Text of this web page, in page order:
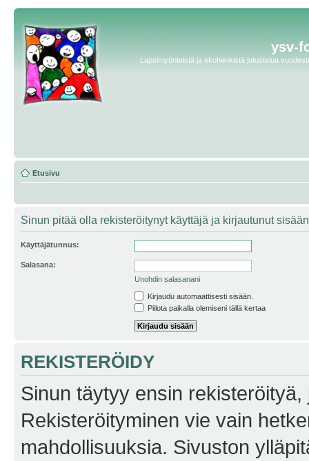
ysv-
Lapsimyönteistä ja ekohenkistä jutustelua
Etusivu
Sinun pitää olla rekisteröitynyt käyttäjä ja kirjautunut
Käyttäjätunnus:
Salasana:
Unohdin salasanani
Kirjaudu automaattisesti sisään.
Piilota paikalla olemiseni tällä kertaa
REKISTERÖIDY
Sinun täytyy ensin
Rekisteröityminen vie vain
mahdollisuuksia. Sivuston